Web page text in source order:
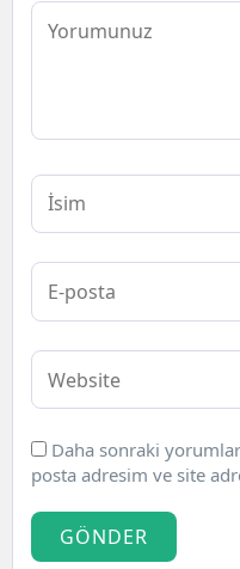
Daha sonraki
posta adresim ve site
GÖNDER